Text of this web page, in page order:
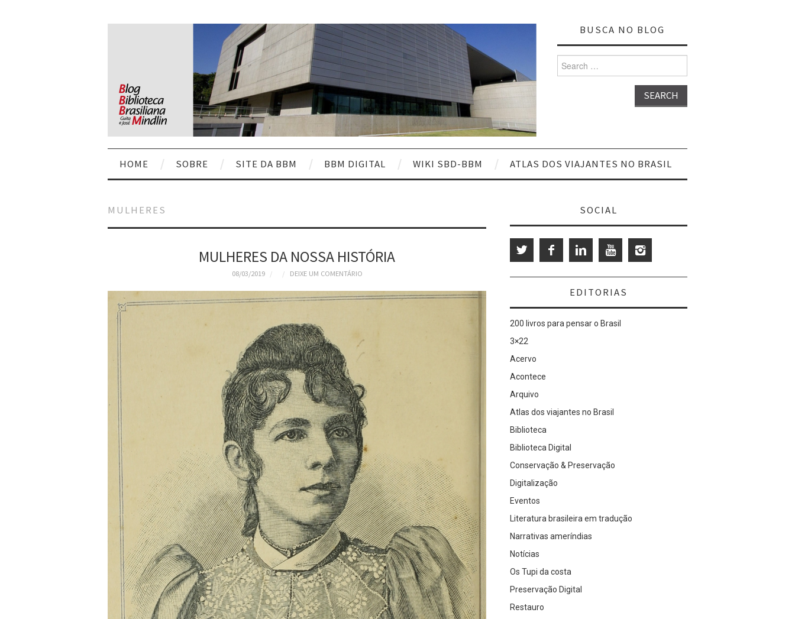
BUSCA NO BLOG
for:
HOME SOBRE SITE DA BBM BBM DIGITAL WIKI SBD-BBM ATLAS DOS VIAJANTES NO BRASIL
MULHERES
MULHERES DA NOSSA HISTÓRIA
08/03/2019 DEIXE UM COMENTÁRIO
SOCIAL
EDITORIAS
200 livros para pensar o Brasil
3×22
Acervo
Acontece
Arquivo
Atlas dos viajantes no Brasil
Biblioteca
Biblioteca Digital
Conservação & Preservação
Digitalização
Eventos
Literatura brasileira em tradução
Narrativas ameríndias
Notícias
Os Tupi da costa
Preservação Digital
Restauro